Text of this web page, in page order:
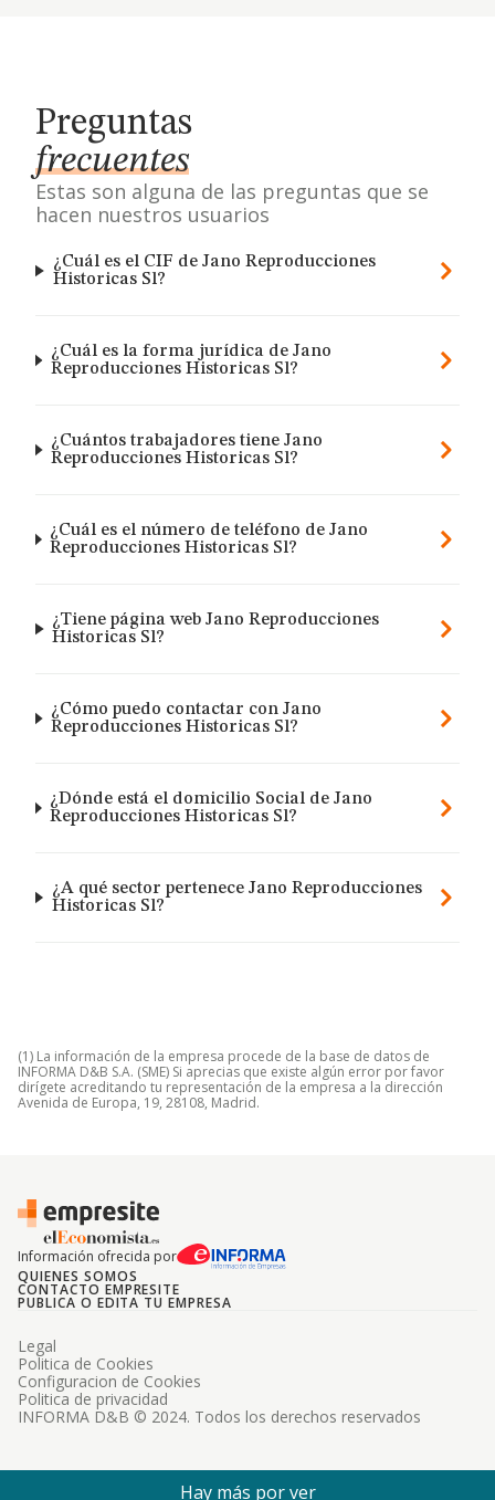
Preguntas
frecuentes
Estas son alguna de las preguntas que se
hacen nuestros usuarios
¿Cuál es el CIF de Jano Reproducciones
Historicas Sl?
¿Cuál es la forma jurídica de Jano
Reproducciones Historicas Sl?
¿Cuántos trabajadores tiene Jano
Reproducciones Historicas Sl?
¿Cuál es el número de teléfono de Jano
Reproducciones Historicas Sl?
¿Tiene página web Jano Reproducciones
Historicas Sl?
¿Cómo puedo contactar con Jano
Reproducciones Historicas Sl?
¿Dónde está el domicilio Social de Jano
Reproducciones Historicas Sl?
¿A qué sector pertenece Jano Reproducciones
Historicas Sl?
(1) La información de la empresa procede de la base de datos de
INFORMA D&B S.A. (SME) Si aprecias que existe algún error por favor
dirígete acreditando tu representación de la empresa a la dirección
Avenida de Europa, 19, 28108, Madrid.
Información ofrecida por
QUIENES SOMOS
CONTACTO EMPRESITE
PUBLICA O EDITA TU EMPRESA
INFORMA D&B © 2024. Todos los derechos reservados
Legal
Politica de Cookies
Configuracion de Cookies
Politica de privacidad
Hay más por ver